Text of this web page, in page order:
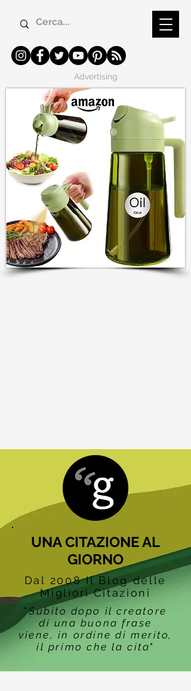
Advertising
UNA CITAZIONE AL
GIORNO
Dal 2008 Il Blog delle
Migliori Citazioni
"Subito dopo il creatore
di una buona frase
viene, in ordine di merito,
il primo che la cita"